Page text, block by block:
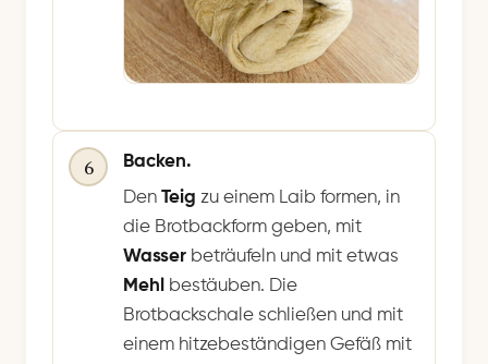
6
Backen.
Den Teig zu einem Laib formen, in
die Brotbackform geben, mit
Wasser beträufeln und mit etwas
Mehl
bestäuben. Die
Brotbackschale schließen und mit
einem hitzebeständigen Gefäß mit